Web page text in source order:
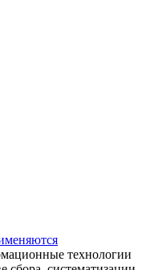
технологии